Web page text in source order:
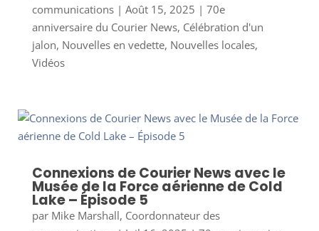
communications| Août 15, 2025 | 70e
anniversaire du Courier News, Célébration d'un
jalon, Nouvelles en vedette, Nouvelles locales,
Vidéos
Connexions de Courier News avec le
Musée de la Force aérienne de Cold
Lake – Épisode 5
par Mike Marshall, Coordonnateur des